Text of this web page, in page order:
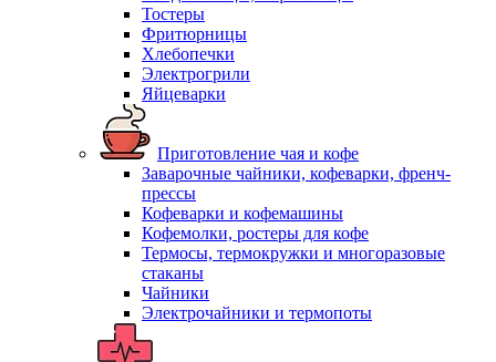
Тостеры
Фритюрницы
Хлебопечки
Электрогрили
Яйцеварки
Приготовление чая и кофе
Заварочные чайники, кофеварки, френч-
прессы
Кофеварки и кофемашины
Кофемолки, ростеры для кофе
Термосы, термокружки и многоразовые
стаканы
Чайники
Электрочайники и термопоты